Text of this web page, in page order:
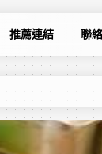
推薦連結 聯